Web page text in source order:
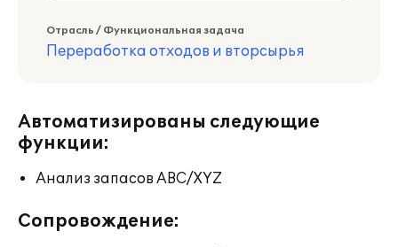
Отрасль / Функциональная задача
Переработка отходов и вторсырья
Автоматизированы следующие
функции:
Анализ запасов ABC/XYZ
Сопровождение: